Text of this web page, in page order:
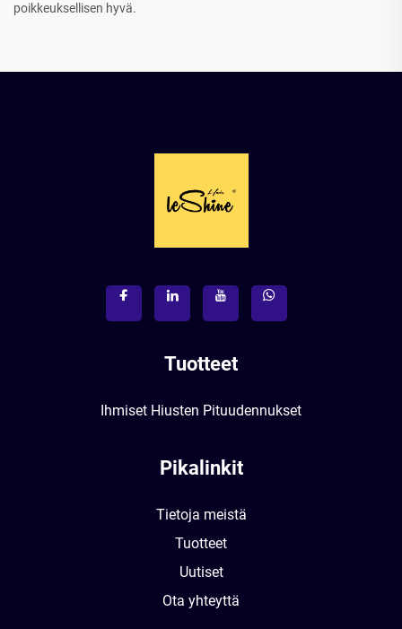
poikkeuksellisen hyvä.
Tuotteet
Ihmiset Hiusten Pituudennukset
Pikalinkit
Tietoja meistä
Tuotteet
Uutiset
Ota yhteyttä